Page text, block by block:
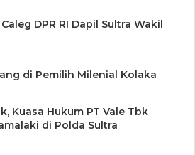
DPR RI Dapil Sultra Wakil
di Pemilih Milenial Kolaka
Kuasa Hukum PT Vale Tbk
di Polda Sultra